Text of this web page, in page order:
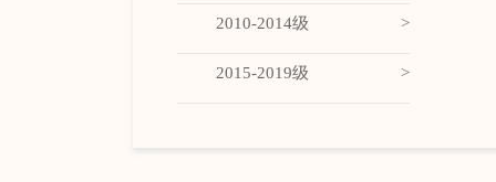
2010-2014级
2015-2019级